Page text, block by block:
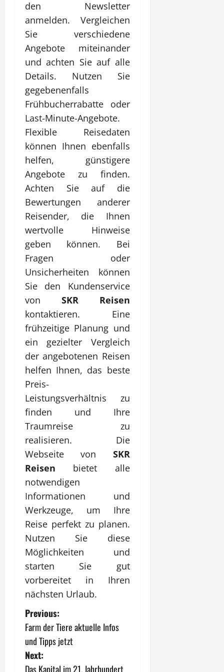
den Newsletter
anmelden. Vergleichen
Sie verschiedene
Angebote miteinander
und achten Sie auf alle
Details. Nutzen Sie
gegebenenfalls
Frühbucherrabatte oder
Last-Minute-Angebote.
Flexible Reisedaten
können Ihnen ebenfalls
helfen, günstigere
Angebote zu finden.
Achten Sie auf die
Bewertungen anderer
Reisender, die Ihnen
wertvolle Hinweise
geben können. Bei
Fragen oder
Unsicherheiten können
Sie den Kundenservice
von SKR Reisen
kontaktieren. Eine
frühzeitige Planung und
ein gezielter Vergleich
der angebotenen Reisen
helfen Ihnen, das beste
Preis-
Leistungsverhältnis zu
finden und Ihre
Traumreise zu
realisieren. Die
Webseite von SKR
Reisen bietet alle
notwendigen
Informationen und
Werkzeuge, um Ihre
Reise perfekt zu planen.
Nutzen Sie diese
Möglichkeiten und
starten Sie gut
vorbereitet in Ihren
nächsten Urlaub.
P
o
s
Previous:
Farm der Tiere aktuelle Infos
und Tipps jetzt
Next:
Das Kapital im 21. Jahrhundert